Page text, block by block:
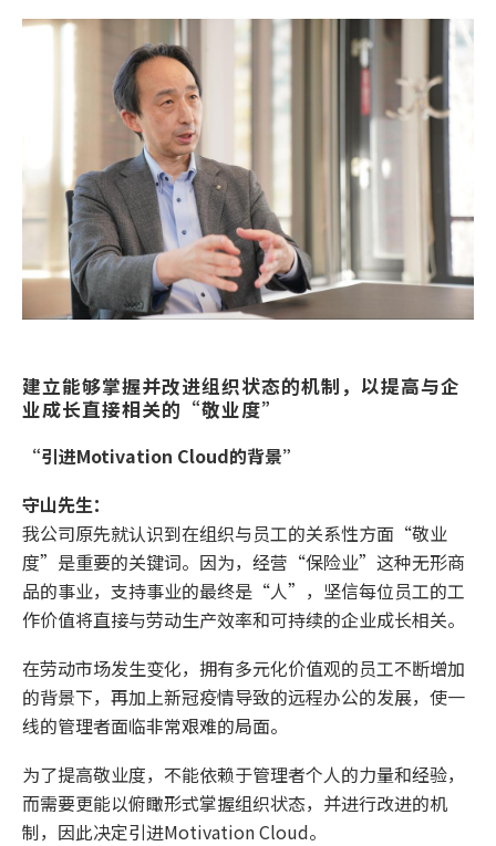
建立能够掌握并改进组织状态的机制，以提高与企
业成长直接相关的“敬业度”
“引进Motivation Cloud的背景”
守山先生：
我公司原先就认识到在组织与员工的关系性方面“敬业
度”是重要的关键词。因为，经营“保险业”这种无形商
品的事业，支持事业的最终是“人”，坚信每位员工的工
作价值将直接与劳动生产效率和可持续的企业成长相关。
在劳动市场发生变化，拥有多元化价值观的员工不断增加
的背景下，再加上新冠疫情导致的远程办公的发展，使一
线的管理者面临非常艰难的局面。
为了提高敬业度，不能依赖于管理者个人的力量和经验，
而需要更能以俯瞰形式掌握组织状态，并进行改进的机
制，因此决定引进Motivation Cloud。